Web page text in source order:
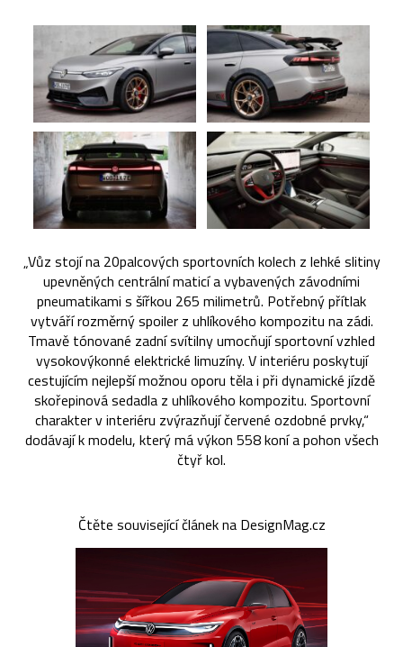
„Vůz stojí na 20palcových sportovních kolech z lehké slitiny
upevněných centrální maticí a vybavených závodními
pneumatikami s šířkou 265 milimetrů. Potřebný přítlak
vytváří rozměrný spoiler z uhlíkového kompozitu na zádi.
Tmavě tónované zadní svítilny umocňují sportovní vzhled
vysokovýkonné elektrické limuzíny. V interiéru poskytují
cestujícím nejlepší možnou oporu těla i při dynamické jízdě
skořepinová sedadla z uhlíkového kompozitu. Sportovní
charakter v interiéru zvýrazňují červené ozdobné prvky,“
dodávají k modelu, který má výkon 558 koní a pohon všech
čtyř kol.
Čtěte související článek na DesignMag.cz